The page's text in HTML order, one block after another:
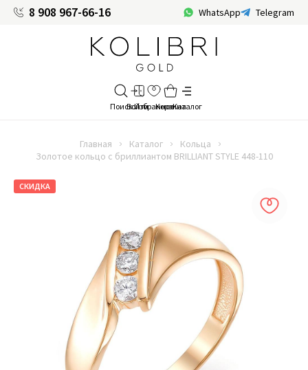
8 908 967-66-16 WhatsApp Telegram
Главная Каталог
Кольца
Золотое кольцо с бриллиантом BRILLIANT STYLE 448-110
СКИДКА